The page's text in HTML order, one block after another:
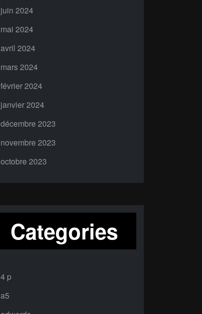
juin 2024
mai 2024
avril 2024
mars 2024
février 2024
janvier 2024
décembre 2023
novembre 2023
octobre 2023
Categories
4 p
a5